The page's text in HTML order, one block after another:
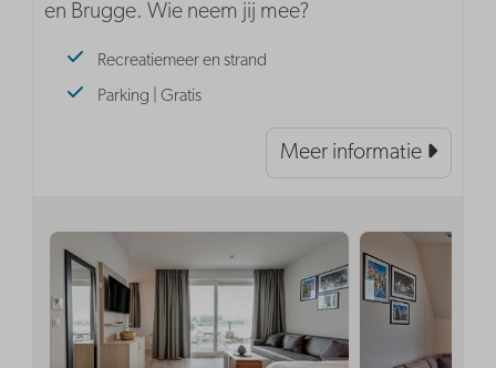
en Brugge. Wie neem jij mee?
Recreatiemeer en strand
Parking | Gratis
Meer informatie